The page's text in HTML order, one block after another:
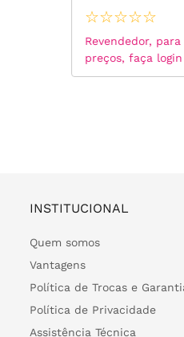
☆☆☆☆☆
Revendedor,
preços, faça
INSTITUCIONAL
Quem somos
Vantagens
Política de Trocas e
Política de Privacidade
Assistência Técnica